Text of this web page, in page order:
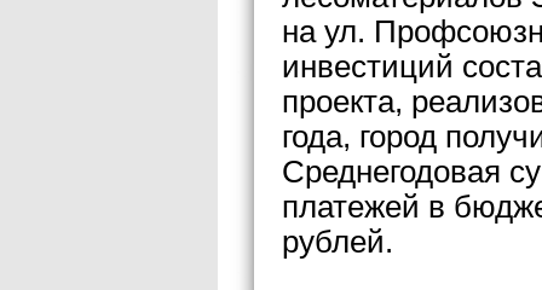
на ул.
инвестиций
проекта,
года, город
Среднегодовая
платежей в
рублей.